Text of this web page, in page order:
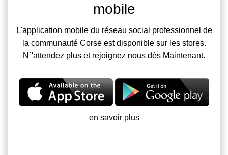
mobile
L'application mobile du réseau social professionnel de
la communauté Corse est disponible sur les stores.
N`'attendez plus et rejoignez nous dès Maintenant.
en savoir plus